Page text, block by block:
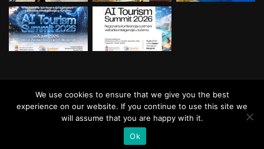
© Copyright Balkan Travel, All Rights
Reserved.
We use cookies to ensure that we give you the best
experience on our website. If you continue to use this site we
will assume that you are happy with it.
Ok